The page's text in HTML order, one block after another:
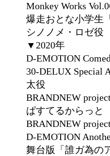
Monkey Works
爆走おとな小学生
シノノメ・ロゼ役
▼2020年
D-EMOTION
30-DELUX Special
太役
BRANDNEW
ぱすてるからっと
BRANDNEW
D-EMOTION
舞台版「誰ガ為の